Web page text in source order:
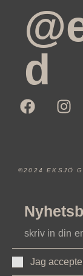
d
©2024 EKSJÖ
Jag